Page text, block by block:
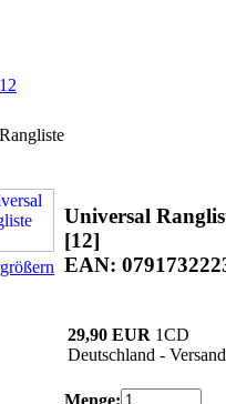
12
Universal
[12]
EAN:
29,90 EUR 1CD
Deutschland -
Menge: